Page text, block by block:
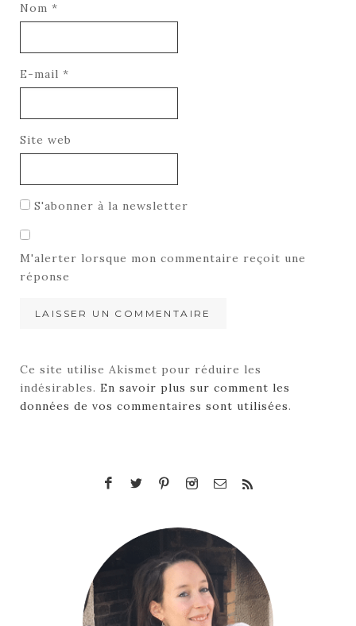
Nom *
E-mail *
Site web
S'abonner à la newsletter
M'alerter lorsque mon commentaire reçoit une
réponse
Ce site utilise Akismet pour réduire les
indésirables. En savoir plus sur comment les
données de vos commentaires sont utilisées.